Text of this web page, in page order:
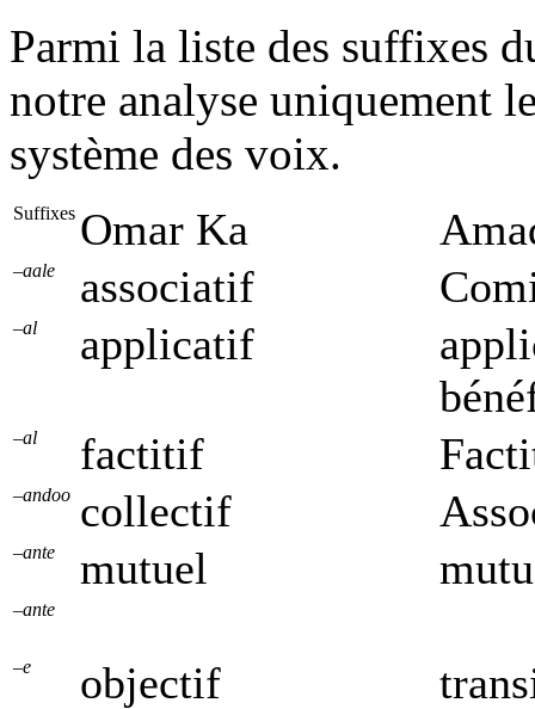
Parmi la liste des suffixes
notre analyse uniquement
système des voix.
Suffixes Omar Ka
–aale associatif
–al applicatif
–al factitif
–andoo collectif
–ante mutuel
–ante
–e objectif